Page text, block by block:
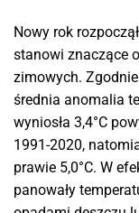
Nowy rok
stanowi znaczące
zimowych.
średnia anomalia
wyniosła 3,4°C
1991-2020,
prawie 5,0°C. W
panowały